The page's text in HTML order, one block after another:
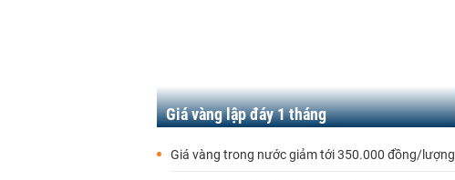
Giá vàng lập đáy 1 tháng
Giá vàng trong nước giảm tới 350.000 đồng/lượng